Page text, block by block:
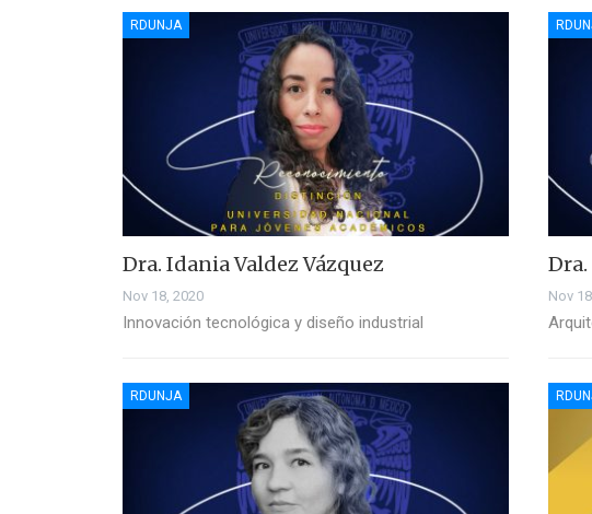
RDUNJA
Dra. Idania Valdez Vázquez
Nov 18, 2020
Innovación tecnológica y diseño industrial
Nov
RDUNJA